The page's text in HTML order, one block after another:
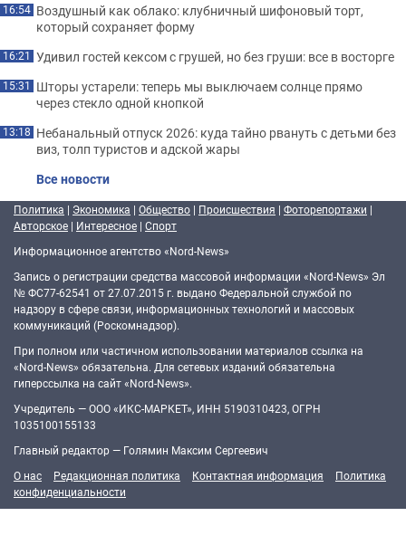
16:54 Воздушный как облако: клубничный шифоновый торт,
который сохраняет форму
16:21 Удивил гостей кексом с грушей, но без груши: все в восторге
15:31 Шторы устарели: теперь мы выключаем солнце прямо
через стекло одной кнопкой
13:18 Небанальный отпуск 2026: куда тайно рвануть с детьми без
виз, толп туристов и адской жары
Все новости
Политика | Экономика | Общество | Происшествия | Фоторепортажи |
Авторское | Интересное | Спорт
Информационное агентство «Nord-News»
Запись о регистрации средства массовой информации «Nord-News» Эл
№ ФС77-62541 от 27.07.2015 г. выдано Федеральной службой по
надзору в сфере связи, информационных технологий и массовых
коммуникаций (Роскомнадзор).
При полном или частичном использовании материалов ссылка на
«Nord-News» обязательна. Для сетевых изданий обязательна
гиперссылка на сайт «Nord-News».
Учредитель — ООО «ИКС-МАРКЕТ», ИНН 5190310423, ОГРН
1035100155133
Главный редактор — Голямин Максим Сергеевич
О нас
Редакционная политика Контактная информация
Политика
конфиденциальности